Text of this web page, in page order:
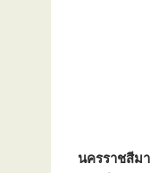
นครราชสีม